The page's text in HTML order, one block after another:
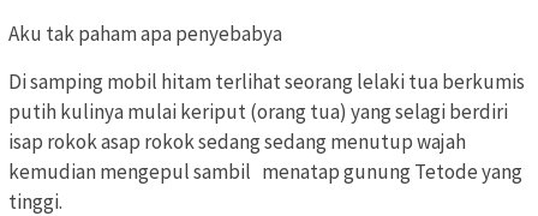
Aku tak paham apa penyebabya
Di samping mobil hitam terlihat seorang lelaki tua berkumis
putih kulinya mulai keriput (orang tua) yang selagi berdiri
isap rokok asap rokok sedang sedang menutup wajah
kemudian mengepul sambil menatap gunung Tetode yang
tinggi.